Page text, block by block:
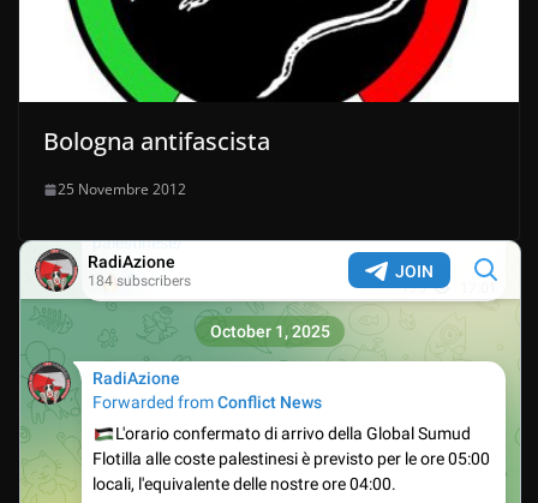
Bologna antifascista
25 Novembre 2012